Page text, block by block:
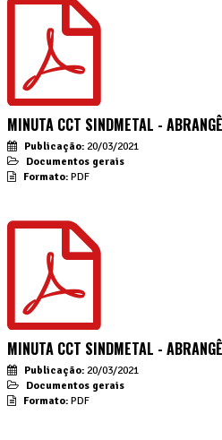
MINUTA CCT SINDMETAL -
Publicação: 20/03/2021
Documentos gerais
Formato: PDF
MINUTA CCT SINDMETAL -
Publicação: 20/03/2021
Documentos gerais
Formato: PDF